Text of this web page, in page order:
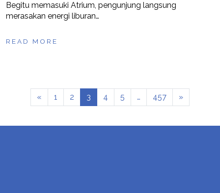
Begitu memasuki Atrium, pengunjung langsung
merasakan energi liburan…
READ MORE
« 1 2 3 4 5 … 457 »